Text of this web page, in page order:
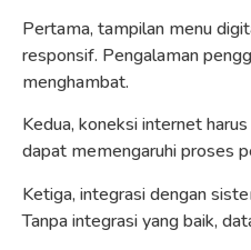
Pertama, tampilan menu
responsif. Pengalaman
menghambat.
Kedua, koneksi internet
dapat memengaruhi proses
Ketiga, integrasi dengan
Tanpa integrasi yang baik,